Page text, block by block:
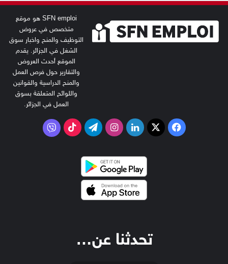
SFN emploi هو موقع
متخصص في عروض
التوظيف والمنح واخبار سوق
الشغل في الجزائر. يقدم
الموقع أحدث العروض
والتقارير حول فرص العمل
والمنح الدراسية والقوانين
واللوائح المتعلقة بسوق
العمل في الجزائر.
فيسبوك
‫X لينكدإنانستقرامتيلقرام‫TikTokفايبر
تحدثنا عن…